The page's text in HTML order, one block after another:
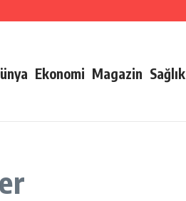
Ekonomi Magazin Sağlık